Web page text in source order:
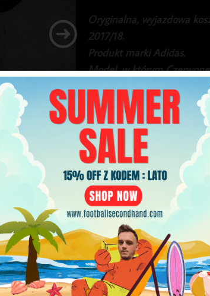
Oryginalna, wyjazdowa
2017/18.
Produkt marki Adidas.
Model, w którym
Jose Mourinho.
Stan bardzo dobry.
249.99
Najniższa cena w ciągu ostatnich 30 dni:
Brak w magazynie
Kategorie Koszulki,Koszulki